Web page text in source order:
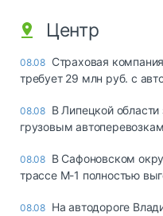
Центр
08.08 Страховая
требует 29 млн руб. с
08.08 В Липецкой
грузовым
08.08 В Сафоновском
трассе М-1 полностью
08.08 На автодороге